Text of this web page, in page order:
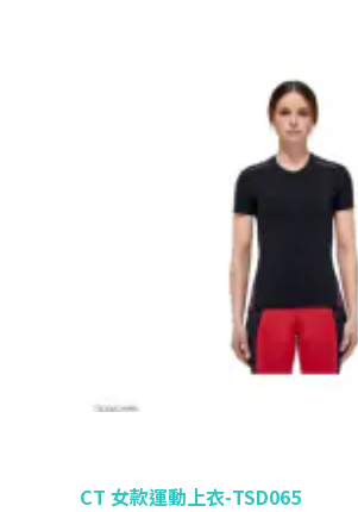
CT 女款運動上衣-TSD065